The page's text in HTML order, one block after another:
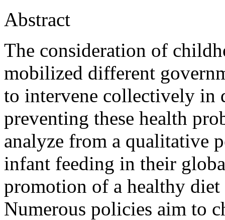
Abstract
The consideration of
mobilized different
to intervene collectively in
preventing these health
analyze from a qualitative
infant feeding in their
promotion of a healthy
Numerous policies aim to